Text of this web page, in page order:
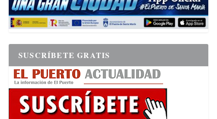
SUSCRÍBETE GRATIS